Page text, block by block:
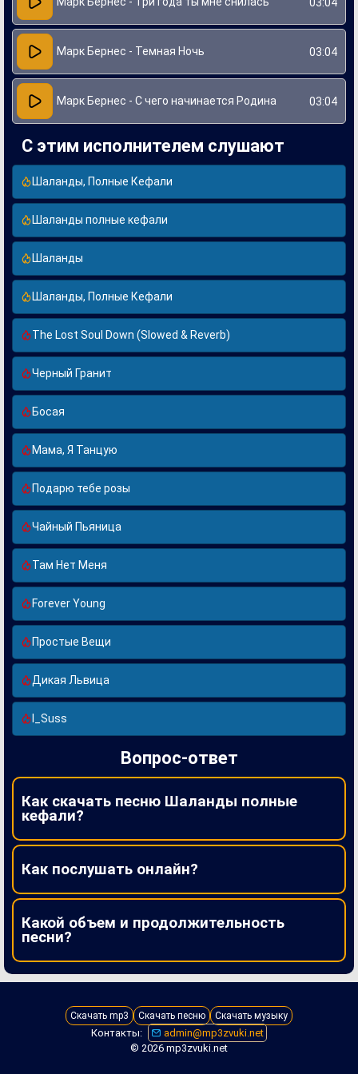
Марк Бернес - Темная Ночь 03:04
Марк Бернес - С чего начинается Родина 03:04
С этим исполнителем слушают
Шаланды, Полные Кефали
Шаланды полные кефали
Шаланды
Шаланды, Полные Кефали
The Lost Soul Down (Slowed & Reverb)
Черный Гранит
Босая
Мама, Я Танцую
Подарю тебе розы
Чайный Пьяница
Там Нет Меня
Forever Young
Простые Вещи
Дикая Львица
I_Suss
Вопрос-ответ
Как скачать песню Шаланды полные
кефали?
Как послушать онлайн?
Какой объем и продолжительность
песни?
Скачать mp3 Скачать песню Скачать музыку
Контакты:
admin@mp3zvuki.net
© 2026 mp3zvuki.net